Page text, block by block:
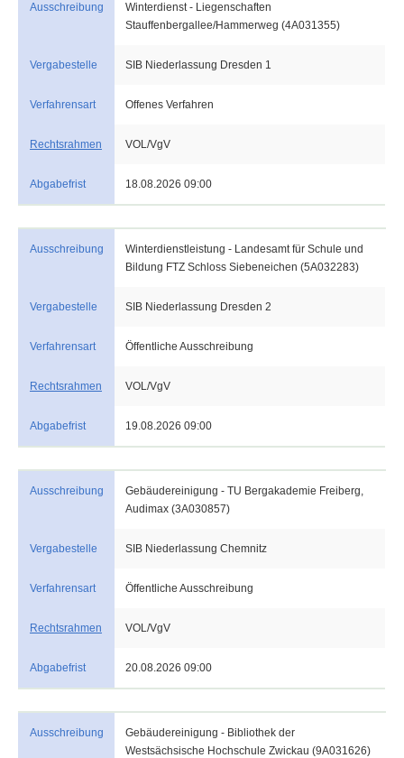
Ausschreibung
Winterdienst - Liegenschaften
Stauffenbergallee/Hammerweg (4A031355)
Vergabestelle SIB Niederlassung Dresden 1
Verfahrensart Offenes Verfahren
Rechtsrahmen VOL/VgV
Abgabefrist 18.08.2026 09:00
Ausschreibung
Winterdienstleistung - Landesamt für Schule und
Bildung FTZ Schloss Siebeneichen (5A032283)
Vergabestelle SIB Niederlassung Dresden 2
Verfahrensart Öffentliche Ausschreibung
Rechtsrahmen VOL/VgV
Abgabefrist 19.08.2026 09:00
Ausschreibung
Gebäudereinigung - TU Bergakademie Freiberg,
Audimax (3A030857)
Vergabestelle SIB Niederlassung Chemnitz
Verfahrensart Öffentliche Ausschreibung
Rechtsrahmen VOL/VgV
Abgabefrist 20.08.2026 09:00
Ausschreibung
Gebäudereinigung - Bibliothek der
Westsächsische Hochschule Zwickau (9A031626)